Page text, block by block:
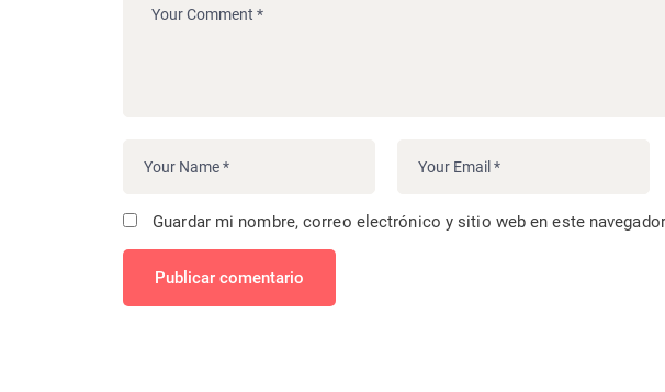
Guardar mi nombre, correo electrónico y sitio web en este
Publicar comentario